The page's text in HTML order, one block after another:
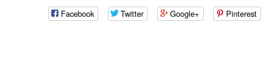
Facebook Twitter Google+ Pinterest